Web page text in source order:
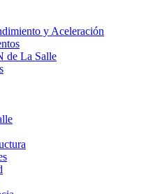
y Aceleración
de La Salle